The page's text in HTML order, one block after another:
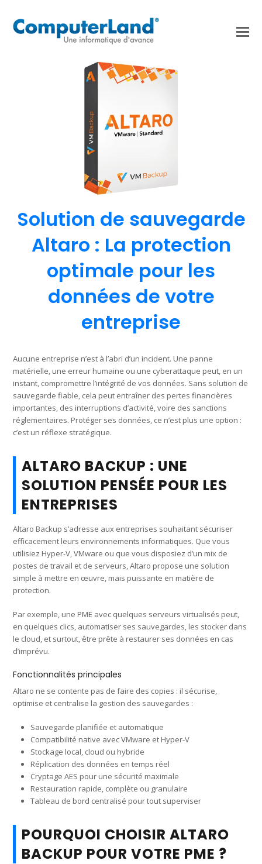
Solution de sauvegarde
Altaro : La protection
optimale pour les
données de votre
entreprise
Aucune entreprise n’est à l’abri d’un incident. Une panne
matérielle, une erreur humaine ou une cyberattaque peut, en un
instant, compromettre l’intégrité de vos données. Sans solution de
sauvegarde fiable, cela peut entraîner des pertes financières
importantes, des interruptions d’activité, voire des sanctions
réglementaires. Protéger ses données, ce n’est plus une option :
c’est un réflexe stratégique.
ALTARO BACKUP : UNE
SOLUTION PENSÉE POUR LES
ENTREPRISES
Altaro Backup s’adresse aux entreprises souhaitant sécuriser
efficacement leurs environnements informatiques. Que vous
utilisiez Hyper-V, VMware ou que vous disposiez d’un mix de
postes de travail et de serveurs, Altaro propose une solution
simple à mettre en œuvre, mais puissante en matière de
protection.
Par exemple, une PME avec quelques serveurs virtualisés peut,
en quelques clics, automatiser ses sauvegardes, les stocker dans
le cloud, et surtout, être prête à restaurer ses données en cas
d’imprévu.
Fonctionnalités principales
Altaro ne se contente pas de faire des copies : il sécurise,
optimise et centralise la gestion des sauvegardes :
Sauvegarde planifiée et automatique
Compatibilité native avec VMware et Hyper-V
Stockage local, cloud ou hybride
Réplication des données en temps réel
Cryptage AES pour une sécurité maximale
Restauration rapide, complète ou granulaire
Tableau de bord centralisé pour tout superviser
POURQUOI CHOISIR ALTARO
BACKUP POUR VOTRE PME ?